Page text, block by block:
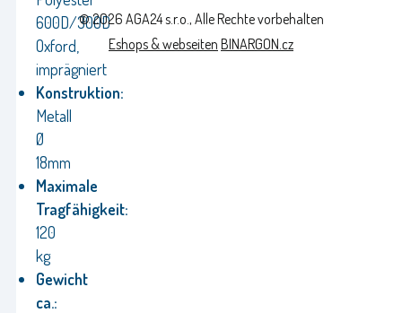
600D/300D
Oxford,
imprägniert
Konstruktion:
Metall
Ø
18mm
Maximale
Tragfähigkeit:
120
kg
Gewicht
ca.:
© 2026 AGA24 s.r.o., Alle Rechte vorbehalten
Eshops & webseiten BINARGON.cz